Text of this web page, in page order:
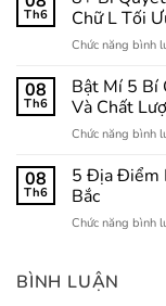
Th6
Chữ L Tối
Chức năng bình
08
Th6
Bật Mí 5 Bí
Và Chất
Chức năng bình
08
Th6
5 Địa Điểm
Bắc
Chức năng bình
BÌNH LUẬN